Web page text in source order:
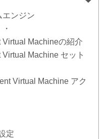
エンジン
Machineの紹介
Machine セット
Virtual Machine アク
定